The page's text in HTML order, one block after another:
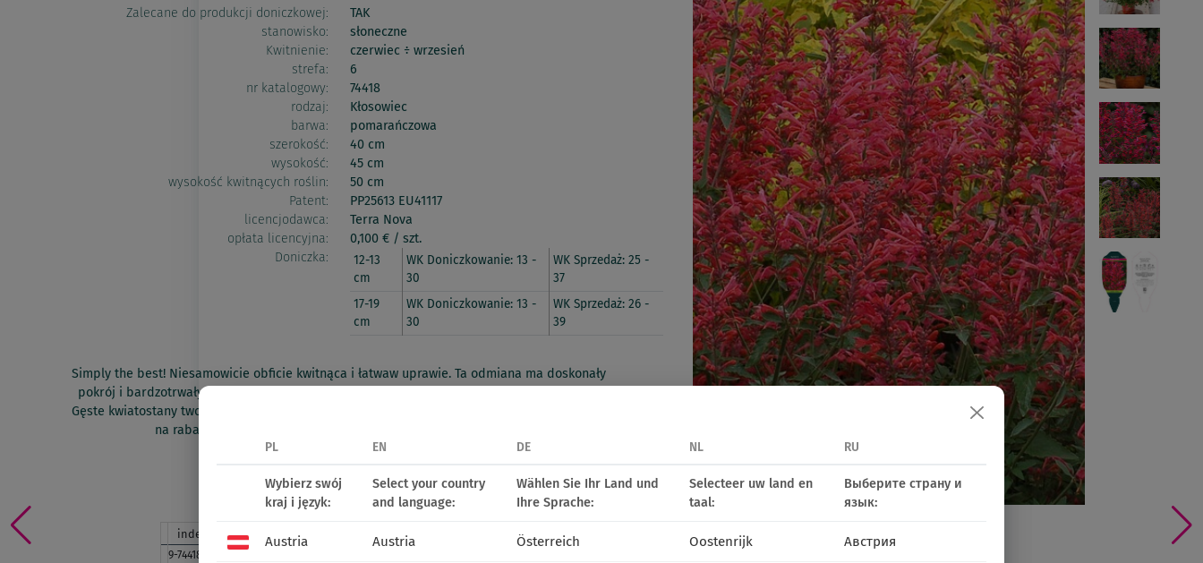
Zalecane do produkcji doniczkowej:
TAK
stanowisko:
słoneczne
Kwitnienie:
czerwiec ÷ wrzesień
strefa:
6
nr katalogowy:
74418
rodzaj:
Kłosowiec
barwa:
pomarańczowa
szerokość:
40 cm
wysokość:
45 cm
wysokość kwitnących roślin:
50 cm
Patent:
PP25613 EU41117
licencjodawca:
Terra Nova
opłata licencyjna:
0,100 € / szt.
Doniczka:
12-13
cm
WK Doniczkowanie: 13 -
30
WK Sprzedaż: 25 -
37
17-19
cm
WK Doniczkowanie: 13 -
30
WK Sprzedaż: 26 -
39
Simply the best! Niesamowicie obficie kwitnąca i łatwaw uprawie. Ta odmiana ma doskonały
pokrój i bardzotrwały, intensywny kolor kwiatów, który nie zmienia sięw trakcie kwitnienia.
Gęste kwiatostany tworzą koralowypióropusz zachwycający w kompozycjach mieszanychoraz
na rabacie. Wszystko to otoczone słodkim,miętowym zapachem.
Znajdź punkt sprzedaży detalicznej
indeks nazwa standard opak.
9-74418-01
PL EN DE NL RU
Wybierz swój
kraj i język:
Select your country
and language:
Wählen Sie Ihr Land und
Ihre Sprache:
Selecteer uw land en
taal:
Выберите страну и
язык:
Austria Austria Österreich Oostenrijk Австрия